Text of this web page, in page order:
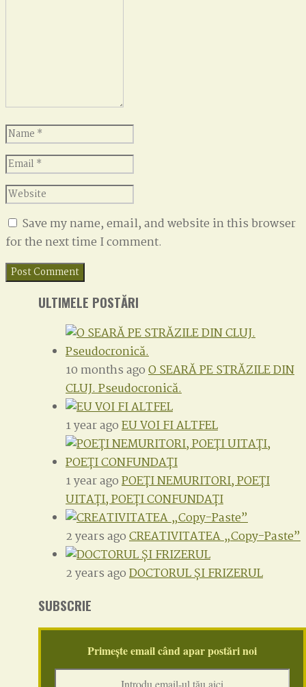
Name
*
Email
*
Website
Save my name, email, and website in this browser
for the next time I comment.
ULTIMELE POSTĂRI
10 months agoO SEARĂ PE STRĂZILE DIN
CLUJ. Pseudocronică.
1 year agoEU VOI FI ALTFEL
1 year agoPOEȚI NEMURITORI, POEȚI
UITAȚI, POEȚI CONFUNDAȚI
2 years agoCREATIVITATEA „Copy-Paste”
2 years agoDOCTORUL ȘI FRIZERUL
SUBSCRIE
Primește email când apar postări noi